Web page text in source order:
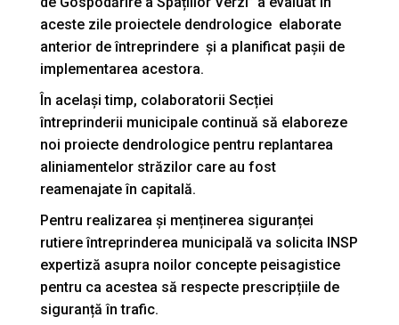
aceste zile proiectele dendrologice elaborate
anterior de întreprindere și a planificat pașii de
implementarea acestora.
În același timp, colaboratorii Secției
întreprinderii municipale continuă să elaboreze
noi proiecte dendrologice pentru replantarea
aliniamentelor străzilor care au fost
reamenajate în capitală.
Pentru realizarea și menținerea siguranței
rutiere întreprinderea municipală va solicita INSP
expertiză asupra noilor concepte peisagistice
pentru ca acestea să respecte prescripțiile de
siguranță în trafic.